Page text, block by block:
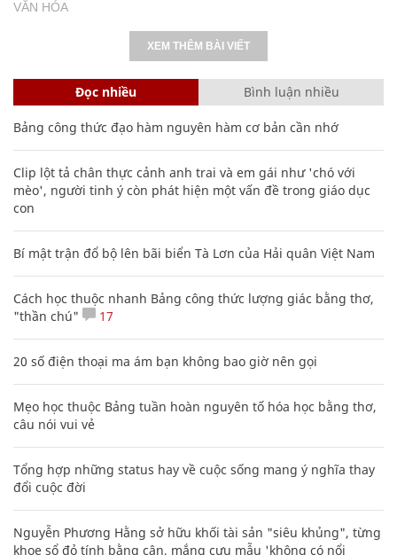
VĂN HÓA
XEM THÊM BÀI VIẾT
Đọc nhiều Bình luận nhiều
Bảng công thức đạo hàm nguyên hàm cơ bản cần nhớ
Clip lột tả chân thực cảnh anh trai và em gái như 'chó với
mèo', người tinh ý còn phát hiện một vấn đề trong giáo dục
con
Bí mật trận đổ bộ lên bãi biển Tà Lơn của Hải quân Việt Nam
Cách học thuộc nhanh Bảng công thức lượng giác bằng thơ,
"thần chú"
17
20 số điện thoại ma ám bạn không bao giờ nên gọi
Mẹo học thuộc Bảng tuần hoàn nguyên tố hóa học bằng thơ,
câu nói vui vẻ
Tổng hợp những status hay về cuộc sống mang ý nghĩa thay
đổi cuộc đời
Nguyễn Phương Hằng sở hữu khối tài sản "siêu khủng", từng
khoe sổ đỏ tính bằng cân, mắng cựu mẫu 'không có nổi